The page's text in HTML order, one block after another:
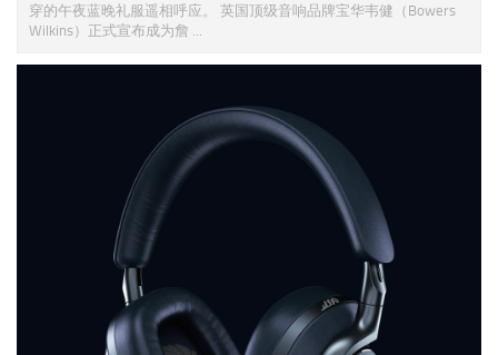
穿的午夜蓝晚礼服遥相呼应。 英国顶级音响品牌宝华韦健（Bowers
Wilkins）正式宣布成为詹 ...